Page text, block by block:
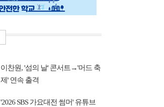
이찬원, '섬의 날' 콘서트→'머드 축
제' 연속 출격
'2026 SBS 가요대전 썸머' 유튜브